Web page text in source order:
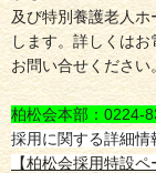
及び特別養護老人
します。詳しくは
お問い合せください
柏松会本部：0224-
採用に関する詳細情
【柏松会採用特設ペ